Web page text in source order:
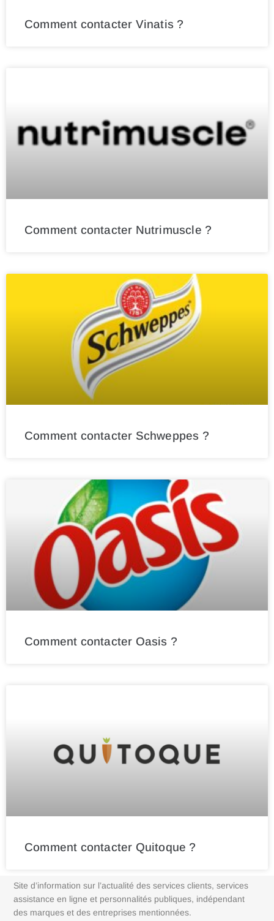
Comment contacter Vinatis ?
Comment contacter Nutrimuscle ?
Comment contacter Schweppes ?
Comment contacter Oasis ?
Comment contacter Quitoque ?
Site d’information sur l’actualité des services clients, services
assistance en ligne et personnalités publiques, indépendant
des marques et des entreprises mentionnées.